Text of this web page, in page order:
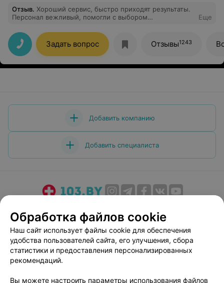
Отзыв. Хороший сервис, быстро приходят результаты.
Персонал вежливый, помогли с выбором
Еще
Задать вопрос Отзывы1243
Добавить компанию
Добавить специалиста
Медицинский маркетинг
Публичный договор
Пользовательское соглашение
Способы оплаты
Вакансии
Партнеры
Написать руководителю 103.by
Обработка файлов cookie
Наш сайт использует файлы cookie для обеспечения
удобства пользователей сайта, его улучшения, сбора
статистики и предоставления персонализированных
рекомендаций.
Вы можете настроить параметры использования файлов